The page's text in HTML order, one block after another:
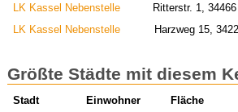
LK Kassel Nebenstelle
Ritterstr. 1,
LK Kassel Nebenstelle
Harzweg 15,
Größte Städte mit diesem
Stadt Einwohner
Fläche